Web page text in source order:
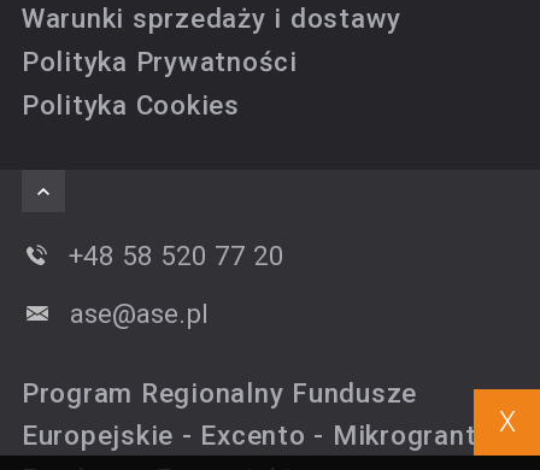
Warunki sprzedaży i dostawy
Polityka Prywatności
Polityka Cookies
+48 58 520 77 20
ase@ase.pl
Program Regionalny Fundusze
Europejskie - Excento - Mikrogranty
X